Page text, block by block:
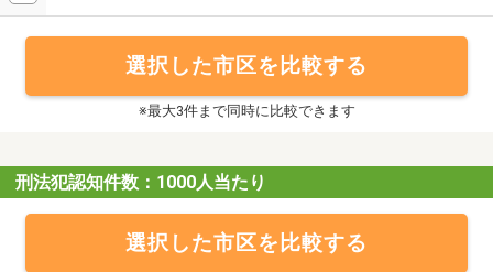
選択した市区を比較する
※最大3件まで同時に比較できます
刑法犯認知件数：1000人当たり
選択した市区を比較する